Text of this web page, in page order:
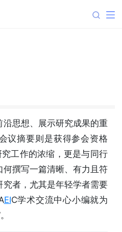
沿思想、展示研究成果的重
议摘要则是获得参会资格
究工作的浓缩，更是与同行
撰写一篇清晰、有力且符
者，尤其是年轻学者需要
EIC学术交流中心小编就为